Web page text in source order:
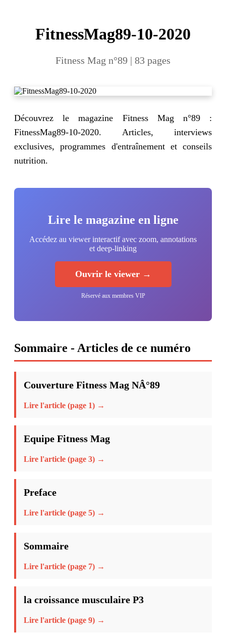
FitnessMag89-10-2020
Fitness Mag n°89 | 83 pages
Découvrez le magazine Fitness Mag n°89 :
FitnessMag89-10-2020. Articles, interviews
exclusives, programmes d'entraînement et conseils
nutrition.
Lire le magazine en ligne
Accédez au viewer interactif avec zoom, annotations
et deep-linking
Ouvrir le viewer →
Réservé aux membres VIP
Sommaire - Articles de ce numéro
Couverture Fitness Mag NÂ°89
Lire l'article (page 1) →
Equipe Fitness Mag
Lire l'article (page 3) →
Preface
Lire l'article (page 5) →
Sommaire
Lire l'article (page 7) →
la croissance musculaire P3
Lire l'article (page 9) →